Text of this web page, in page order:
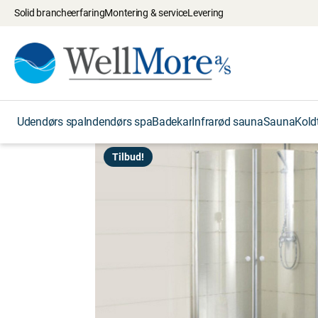
Solid brancheerfaringMontering & serviceLevering
Udendørs spaIndendørs spaBadekarInfrarød saunaSauna
Tilbud!